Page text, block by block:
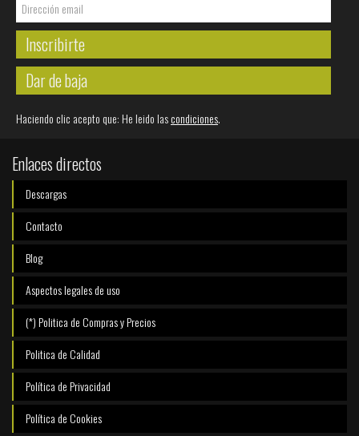
Inscribirte
Dar de baja
Haciendo clic acepto que: He leido lascondiciones.
Enlaces directos
Descargas
Contacto
Blog
Aspectos legales de uso
(*) Politica de Compras y Precios
Politica de Calidad
Política de Privacidad
Política de Cookies